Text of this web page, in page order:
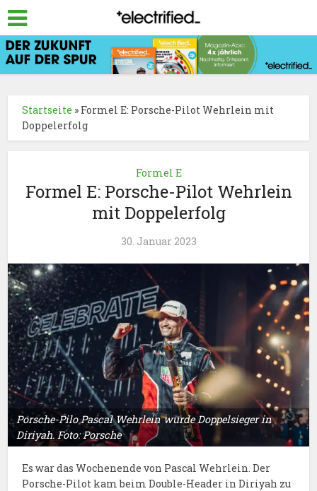
Startseite » Formel E: Porsche-Pilot Wehrlein mit
Doppelerfolg
Formel E
Formel E: Porsche-Pilot Wehrlein
mit Doppelerfolg
30. Januar 2023
Porsche-Pilo Pascal Wehrlein wurde Doppelsieger in
Diriyah. Foto: Porsche
Es war das Wochenende von Pascal Wehrlein. Der
Porsche-Pilot kam beim Double-Header in Diriyah zu